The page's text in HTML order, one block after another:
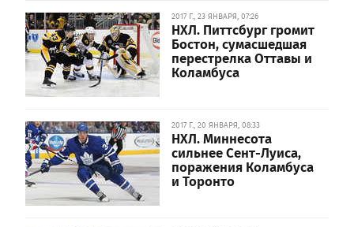
2017 Г., 23 ЯНВАРЯ, 07:26
НХЛ. Питтсбург громит
Бостон, сумасшедшая
перестрелка Оттавы и
Коламбуса
2017 Г., 20 ЯНВАРЯ, 08:33
НХЛ. Миннесота
сильнее Сент-Луиса,
поражения Коламбуса
и Торонто